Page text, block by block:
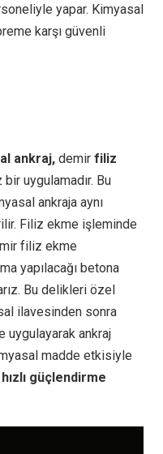
yapar. Kimyasal
karşı güvenli
ankraj, demir filiz
uygulamadır. Bu
ankraja aynı
Filiz ekme işleminde
filiz ekme
yapılacağı betona
Bu delikleri özel
ilavesinden sonra
uygulayarak ankraj
madde etkisiyle
hızlı güçlendirme